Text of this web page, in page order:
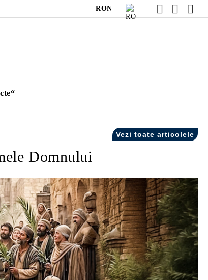
RON
Vezi toate articolele
Domnului